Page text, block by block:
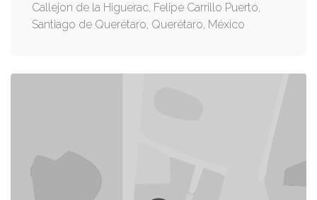
Callejon de la Higuerac, Felipe Carrillo Puerto,
Santiago de Querétaro, Querétaro, México